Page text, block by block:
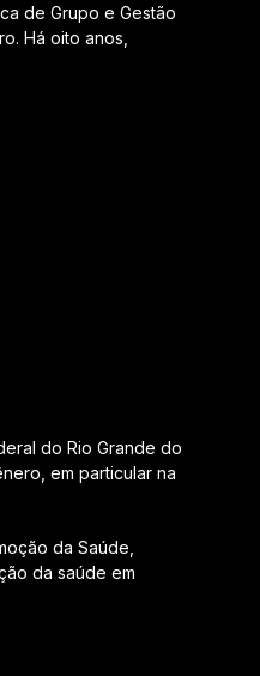
de Grupo e Gestão
Há oito anos,
do Rio Grande do
em particular na
da Saúde,
da saúde em